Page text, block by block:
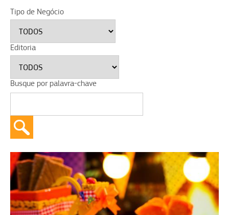
Tipo de Negócio
Editoria
Busque por palavra-chave